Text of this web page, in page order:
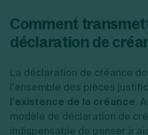
Comment
déclaration de
La déclaration de créance
l’ensemble des pièces
l’existence de la créance.
modèle de déclaration de
indispensable de penser à